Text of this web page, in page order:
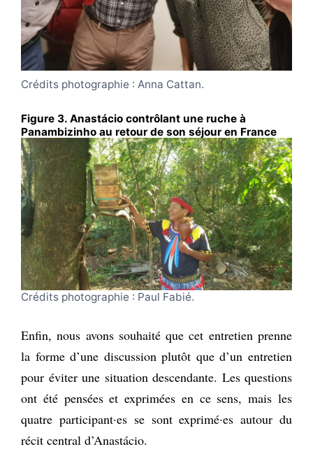
Crédits photographie : Anna Cattan.
Figure 3. Anastácio contrôlant une ruche à
Panambizinho au retour de son séjour en France
en mars 2025.
Crédits photographie : Paul Fabié.
Enfin, nous avons souhaité que cet entretien prenne
la forme d’une discussion plutôt que d’un entretien
pour éviter une situation descendante. Les questions
ont été pensées et exprimées en ce sens, mais les
quatre participant·es se sont exprimé·es autour du
récit central d’Anastácio.